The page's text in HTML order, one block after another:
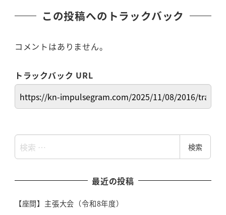
この投稿へのトラックバック
コメントはありません。
トラックバック URL
検
索
検索
最近の投稿
【座間】主張大会（令和8年度）